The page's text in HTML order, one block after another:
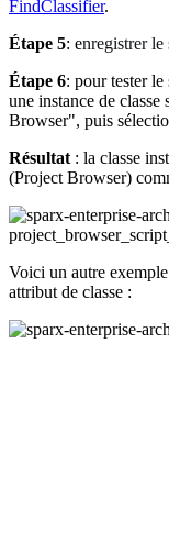
FindClassifier.
Étape 5: enregistrer
Étape 6: pour tester le
une instance de
Browser", puis
Résultat : la classe
(Project Browser)
Voici un autre
attribut de classe :